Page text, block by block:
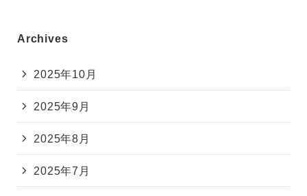
Archives
2025年10月
2025年9月
2025年8月
2025年7月